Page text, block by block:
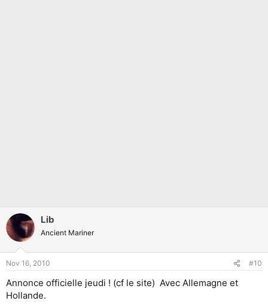
Lib
Ancient Mariner
Nov 16, 2010 #10
Annonce officielle jeudi ! (cf le site) Avec Allemagne et
Hollande.